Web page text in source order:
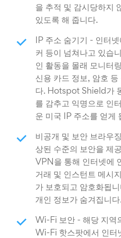
을 추적 및 감시당하지
있도록 해 줍니다.
IP 주소 숨기기 - 인터
커 등이 넘쳐나고 있습
인 활동을 몰래 모니터
신용 카드 정보, 암호 등
다. Hotspot Shield가
를 감추고 익명으로 인
운 미국 IP 주소를 얻게
비공개 및 보안 브라우
상된 수준의 보안을 제
VPN을 통해 인터넷에
거래 및 인스턴트 메시
가 보호되고 암호화됩
개인 정보가 숨겨집니다
Wi-Fi 보안 - 해당 지역
Wi-Fi 핫스팟에서 인터